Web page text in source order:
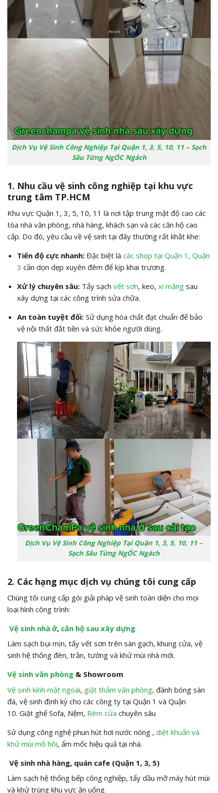
Dịch Vụ Vệ Sinh Công Nghiệp Tại Quận 1, 3, 5, 10, 11 – Sạch
Sâu Từng NgÓC Ngách
1. Nhu cầu vệ sinh công nghiệp tại khu vực
trung tâm TP.HCM
Khu vực Quận 1, 3, 5, 10, 11 là nơi tập trung mật độ cao các
tòa nhà văn phòng, nhà hàng, khách sạn và các căn hộ cao
cấp. Do đó, yêu cầu về vệ sinh tại đây thường rất khắt khe:
Tiến độ cực nhanh:Đặc biệt là các shop tại Quận 1, Quận
3 cần dọn dẹp xuyên đêm để kịp khai trương.
Xử lý chuyên sâu:Tẩy sạch vết sơn, keo, xi măngsau
xây dựng tại các công trình sửa chữa.
An toàn tuyệt đối:Sử dụng hóa chất đạt chuẩn để bảo
vệ nội thất đắt tiền và sức khỏe người dùng.
Dịch Vụ Vệ Sinh Công Nghiệp Tại Quận 1, 3, 5, 10, 11 –
Sạch Sâu Từng NgÓC Ngách
2. Các hạng mục dịch vụ chúng tôi cung cấp
Chúng tôi cung cấp gói giải pháp vệ sinh toàn diện cho mọi
loại hình công trình:
Vệ sinh nhà ở, căn hộ sau xây dựng
Làm sạch bụi mịn, tẩy vết sơn trên sàn gạch, khung cửa, vệ
sinh hệ thống đèn, trần, tường và khử mùi nhà mới.
Vệ sinh văn phòng & Showroom
Vệ sinh kính mặt ngoài, giặt thảm văn phòng, đánh bóng sàn
đá, vệ sinh định kỳ cho các công ty tại Quận 1 và Quận
10. Giặt ghế Sofa, Nệm, Rèm cửa chuyên sâu
Sử dụng công nghệ phun hút hơi nước nóng , diệt khuẩn và
khử mùi mồ hôi, ẩm mốc hiệu quả tại nhà.
Vệ sinh nhà hàng, quán cafe (Quận 1, 3, 5)
Làm sạch hệ thống bếp công nghiệp, tẩy dầu mỡ máy hút mùi
và khử trùng khu vực ăn uống.